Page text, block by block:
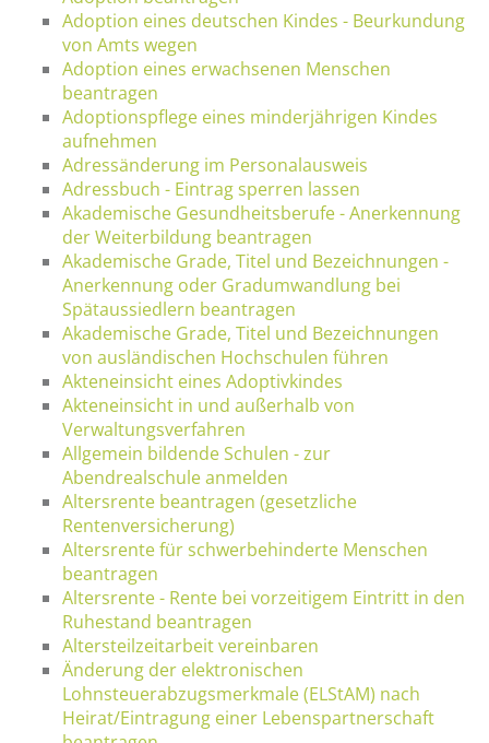
Adoption eines deutschen Kindes - Beurkundung
von Amts wegen
Adoption eines erwachsenen Menschen
beantragen
Adoptionspflege eines minderjährigen Kindes
aufnehmen
Adressänderung im Personalausweis
Adressbuch - Eintrag sperren lassen
Akademische Gesundheitsberufe - Anerkennung
der Weiterbildung beantragen
Akademische Grade, Titel und Bezeichnungen -
Anerkennung oder Gradumwandlung bei
Spätaussiedlern beantragen
Akademische Grade, Titel und Bezeichnungen
von ausländischen Hochschulen führen
Akteneinsicht eines Adoptivkindes
Akteneinsicht in und außerhalb von
Verwaltungsverfahren
Allgemein bildende Schulen - zur
Abendrealschule anmelden
Altersrente beantragen (gesetzliche
Rentenversicherung)
Altersrente für schwerbehinderte Menschen
beantragen
Altersrente - Rente bei vorzeitigem Eintritt in den
Ruhestand beantragen
Altersteilzeitarbeit vereinbaren
Änderung der elektronischen
Lohnsteuerabzugsmerkmale (ELStAM) nach
Heirat/Eintragung einer Lebenspartnerschaft